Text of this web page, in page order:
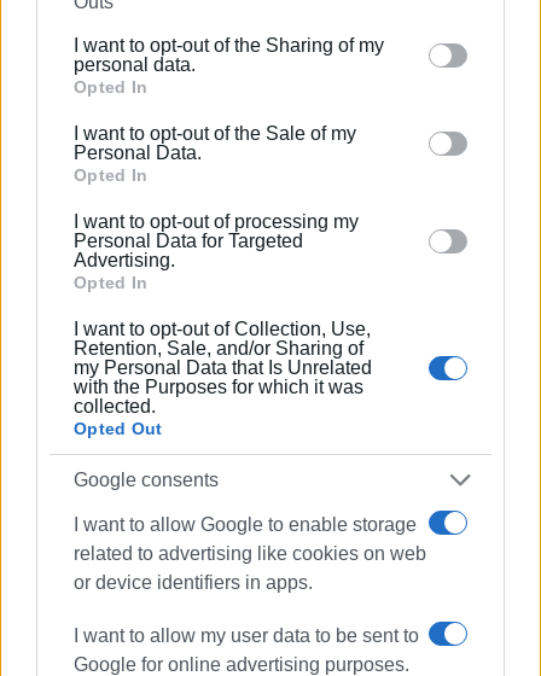
further disclose it to other third parties.
Please note that this website/app uses one or more
Google services and may gather and store information
behaviour. You may click to grant or deny consent to
Google and its third-party tags to use your data for
section.
I want to opt-out of the Sharing of my
personal data.
Opted In
I want to opt-out of the Sale of my
Personal Data.
Opted In
I want to opt-out of processing my
Personal Data for Targeted
Advertising.
Opted In
I want to opt-out of Collection, Use,
Retention, Sale, and/or Sharing of
my Personal Data that Is Unrelated
with the Purposes for which it was
collected.
Opted Out
Google consents
I want to allow Google to enable storage
related to advertising like cookies on web
or device identifiers in apps.
I want to allow my user data to be sent to
Google for online advertising purposes.
Εμφανίσεις: 75
Εργάζεται στις Εκδόσεις Ενημέρωση από το
1990 σε θέσεις υψηλής ευθύνης. Ειδικεύεται στις
δημόσιες σχέσεις, το ελεύθερο και το
καλλιτεχνικό ρεπορτάζ.
Ακολουθήστε το enimerosi στοFacebook
Συνδρομητές στο e-paper